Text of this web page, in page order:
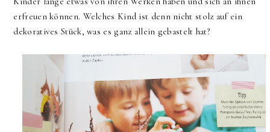
erfreuen können. Welches Kind ist denn nicht stolz auf ein
dekoratives Stück, was es ganz allein gebastelt hat?